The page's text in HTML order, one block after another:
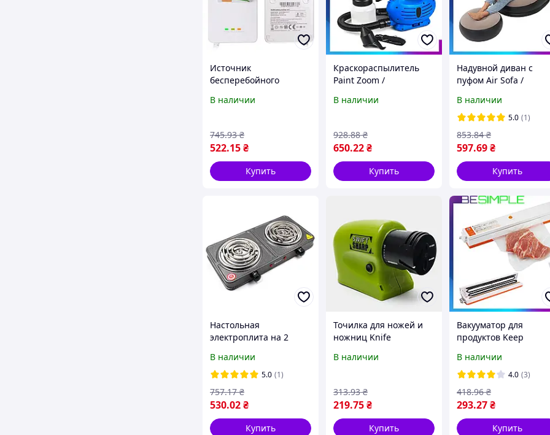
Источник
бесперебойного
аккумулятора АА, 12В,
Мини упс для роутера
В наличии
522.15₴
745.93 ₴
Купить
Краскораспылитель
Paint Zoom /
Пульверизатор для
В наличии
650.22₴
928.88 ₴
Купить
Надувной диван с
пуфом Air Sofa /
пуфиком
В наличии
5.0 (1)
597.69₴
853.84 ₴
Купить
Настольная
электроплита на 2
Domotec MS 5802 /
Электрическая
спиральная плита
В наличии
5.0 (1)
530.02₴
757.17 ₴
Купить
Точилка для ножей и
ножниц Knife
/ Точильный
для ножей
В наличии
219.75₴
313.93 ₴
Купить
Вакууматор для
продуктов Keep
Вакуумный упаковщик
для дома
В наличии
4.0 (3)
293.27₴
418.96 ₴
Купить